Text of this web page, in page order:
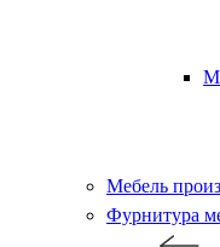
Мебель
Фурнитура